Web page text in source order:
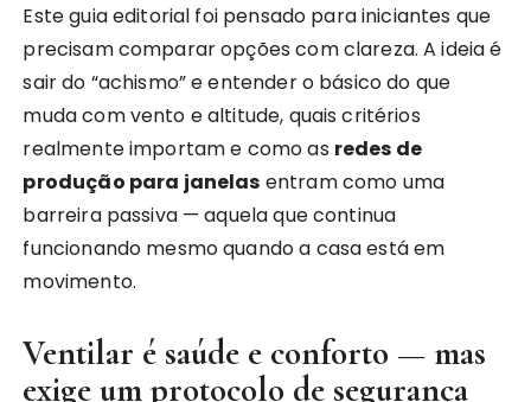
Este guia editorial foi pensado para iniciantes que
precisam comparar opções com clareza. A ideia é
sair do “achismo” e entender o básico do que
muda com vento e altitude, quais critérios
realmente importam e como as redes de
produção para janelas entram como uma
barreira passiva — aquela que continua
funcionando mesmo quando a casa está em
movimento.
Ventilar é saúde e conforto — mas
exige um protocolo de segurança